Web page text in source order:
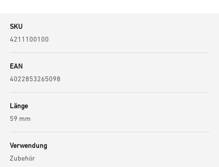
SKU
4211100100
EAN
4022853265098
Länge
59 mm
Verwendung
Zubehör